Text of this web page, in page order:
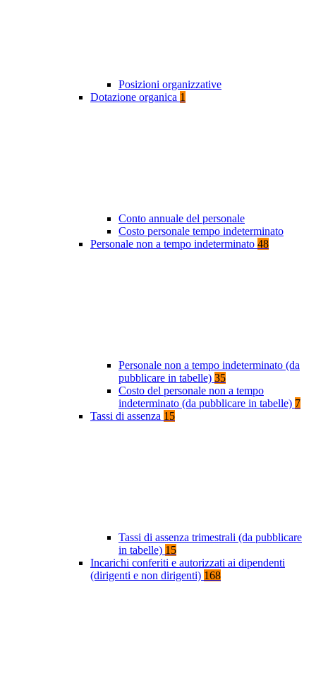
Posizioni organizzative
Dotazione organica 1
Conto annuale del personale
Costo personale tempo indeterminato
Personale non a tempo indeterminato 48
Personale non a tempo indeterminato (da
pubblicare in tabelle) 35
Costo del personale non a tempo
indeterminato (da pubblicare in tabelle) 7
Tassi di assenza 15
Tassi di assenza trimestrali (da pubblicare
in tabelle) 15
Incarichi conferiti e autorizzati ai dipendenti
(dirigenti e non dirigenti) 168